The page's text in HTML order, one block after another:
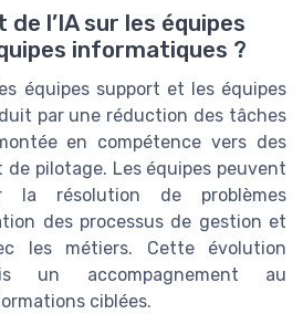
de l’IA sur les équipes
informatiques ?
équipes support et les équipes
par une réduction des tâches
en compétence vers des
de pilotage. Les équipes peuvent
la résolution de problèmes
des processus de gestion et
les métiers. Cette évolution
un accompagnement au
ciblées.